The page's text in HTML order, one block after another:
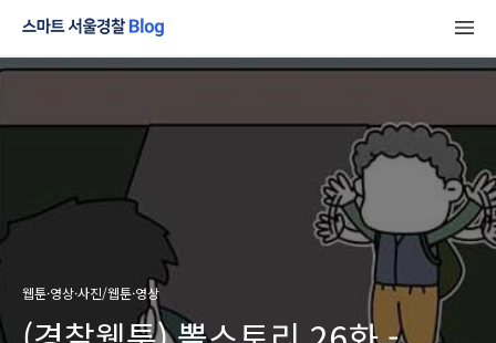
웹툰·영상·사진/웹툰·영상